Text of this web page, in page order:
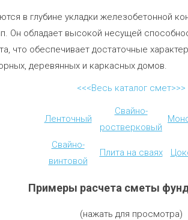
в глубине укладки железобетонной
Он обладает высокой несущей
что обеспечивает достаточные
деревянных и каркасных домов.
<<<Весь каталог смет>>>
Ленточный
Свайно-
ростверковый
Свайно-
винтовой
Плита на сваях
Примеры расчета сметы
(нажать для просмотра)